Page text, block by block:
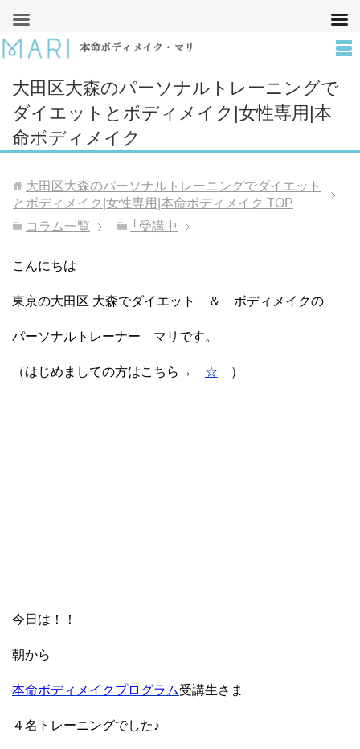
本命ボディメイク・マリ
大田区大森のパーソナルトレーニングで
ダイエットとボディメイク|女性専用|本
命ボディメイク
大田区大森のパーソナルトレーニングでダイエット
とボディメイク|女性専用|本命ボディメイク TOP
コラム一覧
└受講中
こんにちは
東京の大田区 大森でダイエット ＆ ボディメイクの
パーソナルトレーナー マリです。
（はじめましての方はこちら→ ☆ ）
今日は！！
朝から
本命ボディメイクプログラム受講生さま
４名トレーニングでした♪